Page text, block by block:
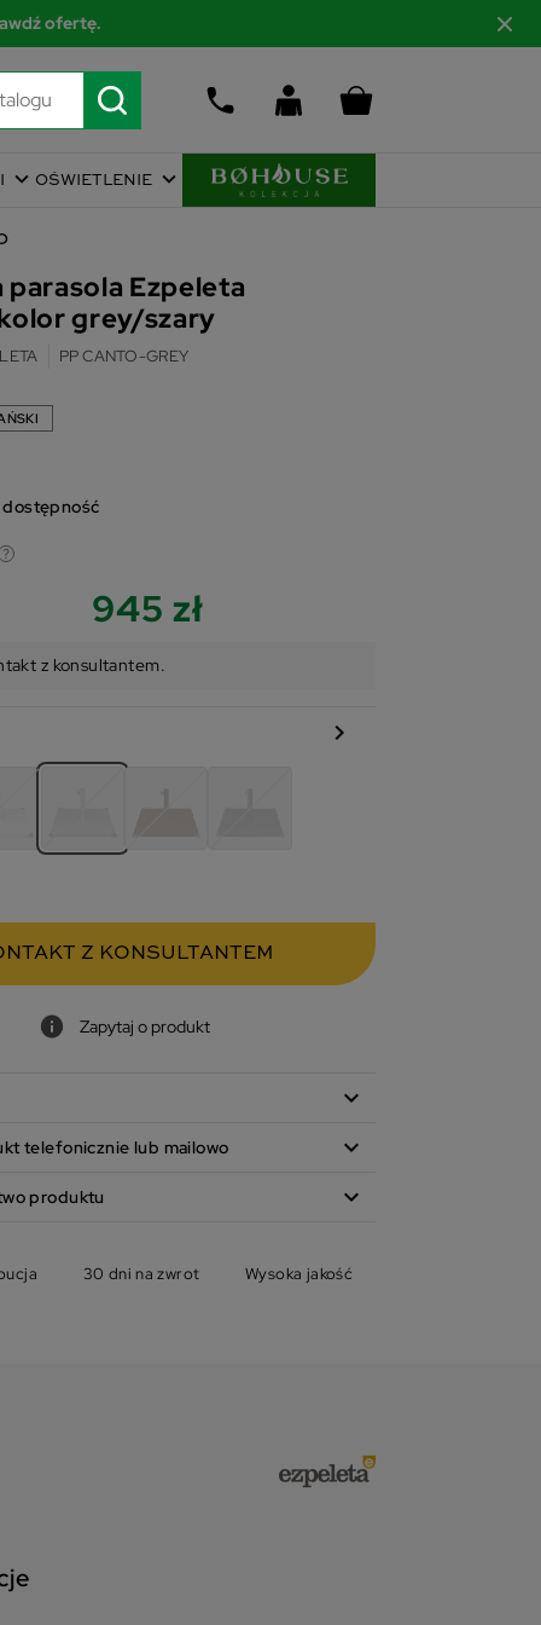
ofertę.
OŚWIETLENIE
parasola Ezpeleta
grey/szary
PP CANTO-GREY
945 zł
z konsultantem.
chevron_right
Z KONSULTANTEM
Zapytaj o produkt
expand_more
telefonicznie lub mailowo expand_more
produktu expand_more
30 dni na zwrot Wysoka jakość